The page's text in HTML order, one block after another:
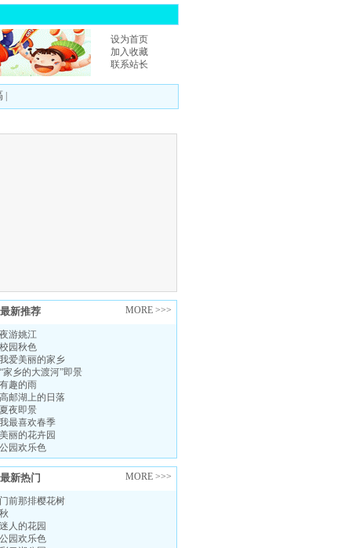
设为首页
加入收藏
联系站长
最新推荐 MORE >>>
夜游姚江
校园秋色
我爱美丽的家乡
“家乡的大渡河”即景
有趣的雨
高邮湖上的日落
夏夜即景
我最喜欢春季
美丽的花卉园
公园欢乐色
最新热门 MORE >>>
门前那排樱花树
秋
迷人的花园
公园欢乐色